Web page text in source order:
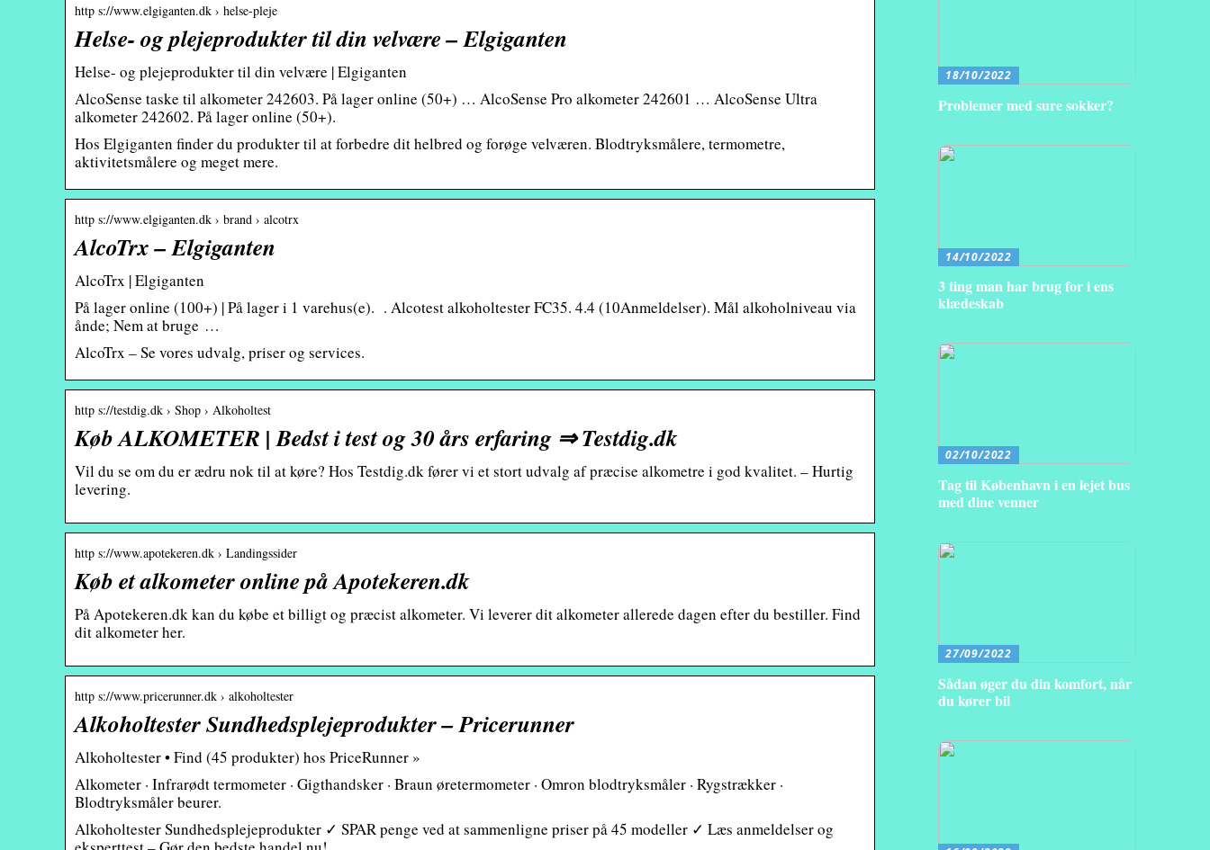
http s://www.elgiganten.dk › helse-pleje
Helse- og plejeprodukter til din velvære – Elgiganten
Helse- og plejeprodukter til din velvære | Elgiganten
AlcoSense taske til alkometer 242603. På lager online (50+) … AlcoSense Pro alkometer 242601 … AlcoSense Ultra
alkometer 242602. På lager online (50+).
Hos Elgiganten finder du produkter til at forbedre dit helbred og forøge velværen. Blodtryksmålere, termometre,
aktivitetsmålere og meget mere.
http s://www.elgiganten.dk › brand › alcotrx
AlcoTrx – Elgiganten
AlcoTrx | Elgiganten
På lager online (100+) | På lager i 1 varehus(e). . Alcotest alkoholtester FC35. 4.4 (10Anmeldelser). Mål alkoholniveau via
ånde; Nem at bruge …
AlcoTrx – Se vores udvalg, priser og services.
http s://testdig.dk › Shop › Alkoholtest
Køb ALKOMETER | Bedst i test og 30 års erfaring ⇒ Testdig.dk
Vil du se om du er ædru nok til at køre? Hos Testdig.dk fører vi et stort udvalg af præcise alkometre i god kvalitet. – Hurtig
levering.
http s://www.apotekeren.dk › Landingssider
Køb et alkometer online på Apotekeren.dk
På Apotekeren.dk kan du købe et billigt og præcist alkometer. Vi leverer dit alkometer allerede dagen efter du bestiller. Find
dit alkometer her.
http s://www.pricerunner.dk › alkoholtester
Alkoholtester Sundhedsplejeprodukter – Pricerunner
Alkoholtester • Find (45 produkter) hos PriceRunner »
Alkometer · Infrarødt termometer · Gigthandsker · Braun øretermometer · Omron blodtryksmåler · Rygstrækker ·
Blodtryksmåler beurer.
Alkoholtester Sundhedsplejeprodukter ✓ SPAR penge ved at sammenligne priser på 45 modeller ✓ Læs anmeldelser og
18/10/2022
Problemer med sure sokker?
14/10/2022
3 ting man har brug for i ens
klædeskab
02/10/2022
Tag til København i en lejet bus
med dine venner
27/09/2022
Sådan øger du din komfort, når
du kører bil